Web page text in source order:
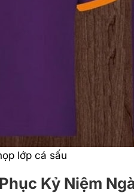
lớp cá sấu
Kỷ Niệm